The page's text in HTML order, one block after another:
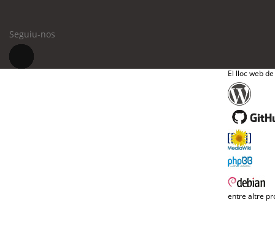
Seguiu-nos
El lloc web
entre altre